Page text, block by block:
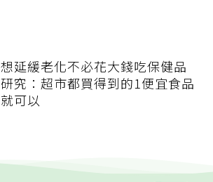
想延緩老化不必花大錢吃保健品
研究：超市都買得到的1便宜食品
就可以